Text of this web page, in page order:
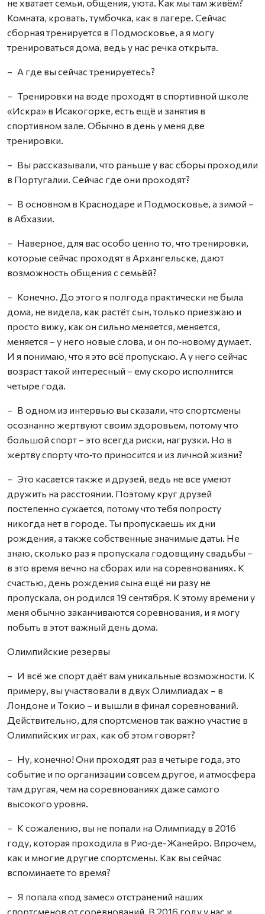
не хватает семьи, общения, уюта. Как мы там живём?
Комната, кровать, тумбочка, как в лагере. Сейчас
сборная тренируется в Подмосковье, а я могу
тренироваться дома, ведь у нас речка открыта.
– А где вы сейчас тренируетесь?
– Тренировки на воде проходят в спортивной школе
«Искра» в Исакогорке, есть ещё и занятия в
спортивном зале. Обычно в день у меня две
тренировки.
– Вы рассказывали, что раньше у вас сборы проходили
в Португалии. Сейчас где они проходят?
– В основном в Краснодаре и Подмосковье, а зимой –
в Абхазии.
– Наверное, для вас особо ценно то, что тренировки,
которые сейчас проходят в Архангельске, дают
возможность общения с семьёй?
– Конечно. До этого я полгода практически не была
дома, не видела, как растёт сын, только приезжаю и
просто вижу, как он сильно меняется, меняется,
меняется – у него новые слова, и он по‑новому думает.
И я понимаю, что я это всё пропускаю. А у него сейчас
возраст такой интересный – ему скоро исполнится
четыре года.
– В одном из интервью вы сказали, что спортсмены
осознанно жертвуют своим здоровьем, потому что
большой спорт – это всегда риски, нагрузки. Но в
жертву спорту что‑то приносится и из личной жизни?
– Это касается также и друзей, ведь не все умеют
дружить на расстоянии. Поэтому круг друзей
постепенно сужается, потому что тебя попросту
никогда нет в городе. Ты пропускаешь их дни
рождения, а также собственные значимые даты. Не
знаю, сколько раз я пропускала годовщину свадьбы –
в это время вечно на сборах или на соревнованиях. К
счастью, день рождения сына ещё ни разу не
пропускала, он родился 19 сентября. К этому времени у
меня обычно заканчиваются соревнования, и я могу
побыть в этот важный день дома.
Олимпийские резервы
– И всё же спорт даёт вам уникальные возможности. К
примеру, вы участвовали в двух Олимпиадах – в
Лондоне и Токио – и вышли в финал соревнований.
Действительно, для спортсменов так важно участие в
Олимпийских играх, как об этом говорят?
– Ну, конечно! Они проходят раз в четыре года, это
событие и по организации совсем другое, и атмосфера
там другая, чем на соревнованиях даже самого
высокого уровня.
– К сожалению, вы не попали на Олимпиаду в 2016
году, которая проходила в Рио‑де-Жанейро. Впрочем,
как и многие другие спортсмены. Как вы сейчас
вспоминаете то время?
– Я попала «под замес» отстранений наших
спортсменов от соревнований. В 2016 году у нас и